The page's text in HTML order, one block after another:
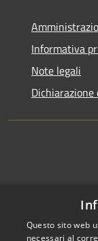
Informativa
Note legali
Questo sito web
necessari al